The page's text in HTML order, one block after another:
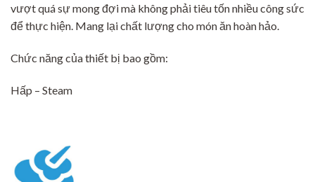
vượt quá sự mong đợi mà không phải tiêu tốn nhiều công sức
để thực hiện. Mang lại chất lượng cho món ăn hoàn hảo.
Chức năng của thiết bị bao gồm:
Hấp – Steam